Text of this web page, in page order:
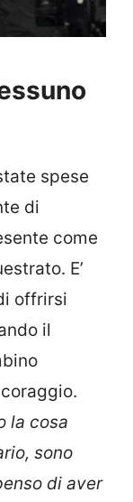
spese
di
come
E’
offrirsi
il
la cosa
sono
di aver